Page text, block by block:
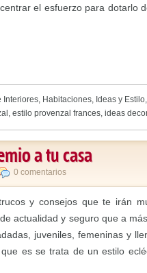
el esfuerzo para dotarlo
Interiores, Habitaciones, Ideas y Estilo,
, estilo provenzal frances, ideas
a tu casa
0 comentarios
y consejos que te irán
actualidad y seguro que a
juveniles, femeninas y
es se trata de un estilo